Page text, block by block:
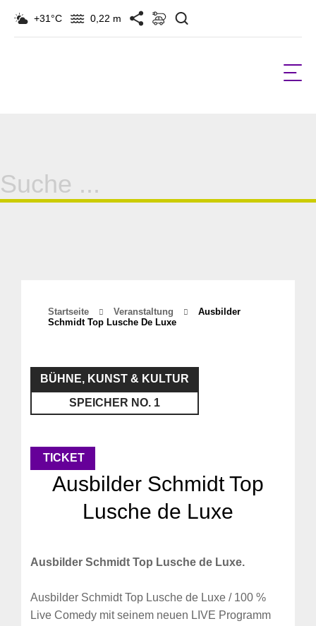
+31°C 0,22 m
Suche
für:
Startseite Veranstaltung
Ausbilder
Schmidt Top Lusche De Luxe
BÜHNE, KUNST & KULTUR
SPEICHER NO. 1
TICKET
Ausbilder Schmidt Top
Lusche de Luxe
Ausbilder Schmidt Top Lusche de Luxe.
Ausbilder Schmidt Top Lusche de Luxe / 100 %
Live Comedy mit seinem neuen LIVE Programm